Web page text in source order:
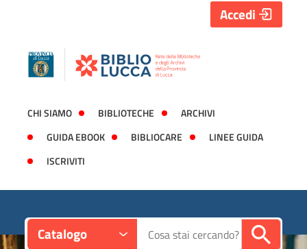
CHI SIAMO BIBLIOTECHE
ARCHIVI
GUIDA EBOOK
BIBLIOCARE
LINEE GUIDA
ISCRIVITI
Accedi
Catalogo Cerca su "Catalogo"